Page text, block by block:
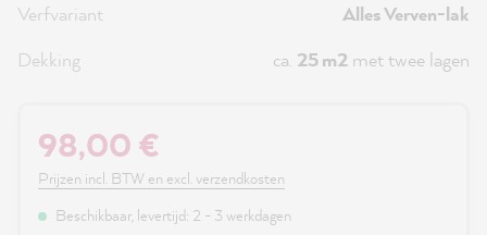
Verfvariant
Alles Verven-lak
Dekking
ca. 25 m2 met twee lagen
98,00 €
Prijzen incl. BTW en excl. verzendkosten
Beschikbaar, levertijd: 2 - 3 werkdagen